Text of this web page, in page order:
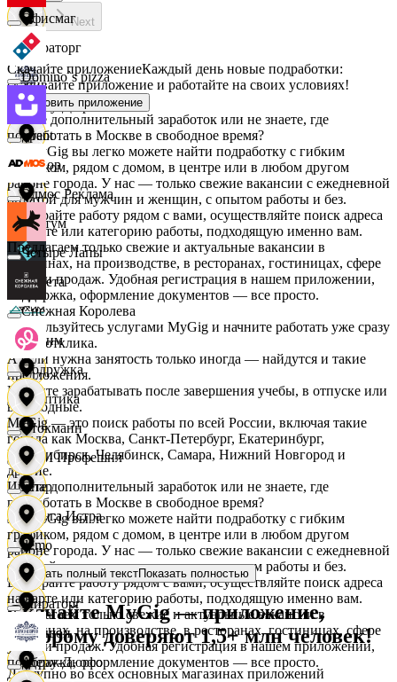
Мираторг
Абрау-Дюрсо
Авиор
Альтум
Аркета
Архим
Асептика
АСМ Профешнл
Белуга Истра
Вайнер
Ваншоп
Офисмаг
Domino`s pizza
Urent
Эдмос Реклама
Четыре Лапы
Снежная Королева
Подружка
Стокманн
Cпар
demo
Мираторг
Абрау-Дюрсо
Next
Скачайте приложениеКаждый день новые подработки:
скачивайте приложение и работайте на своих условиях!
Установить приложение
Ищете дополнительный заработок или не знаете, где
подработать в Москве в свободное время?
На MyGig вы легко можете найти подработку с гибким
графиком, рядом с домом, в центре или в любом другом
районе города. У нас — только свежие вакансии с ежедневной
оплатой для мужчин и женщин, с опытом работы и без.
Выбирайте работу рядом с вами, осуществляйте поиск адреса
на карте или категорию работы, подходящую именно вам.
Предлагаем только свежие и актуальные вакансии в
магазинах, на производстве, в ресторанах, гостиницах, сфере
услуг и продаж. Удобная регистрация в нашем приложении,
поддержка, оформление документов — все просто.
Воспользуйтесь услугами MyGig и начните работать уже сразу
после отклика.
А если нужна занятость только иногда — найдутся и такие
предложения.
Начните зарабатывать после завершения учебы, в отпуске или
в выходные.
MyGig — это поиск работы по всей России, включая такие
города как Москва, Санкт-Петербург, Екатеринбург,
Новосибирск, Челябинск, Самара, Нижний Новгород и
другие.
Ищете дополнительный заработок или не знаете, где
подработать в Москве в свободное время?
На MyGig вы легко можете найти подработку с гибким
графиком, рядом с домом, в центре или в любом другом
районе города. У нас — только свежие вакансии с ежедневной
оплатой для мужчин и женщин, с опытом работы и без.
Выбирайте работу рядом с вами, осуществляйте поиск адреса
на карте или категорию работы, подходящую именно вам.
Предлагаем только свежие и актуальные вакансии в
магазинах, на производстве, в ресторанах, гостиницах, сфере
услуг и продаж. Удобная регистрация в нашем приложении,
поддержка, оформление документов — все просто.
Показать полный текстПоказать полностью
Скачайте MyGig — приложение,
которому доверяют 1,5+ млн человек!
Доступно во всех основных магазинах приложений